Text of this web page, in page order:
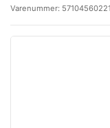
Varenummer: